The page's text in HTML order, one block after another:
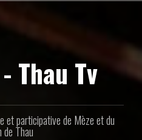
Thau Tv
et participative de Mèze et du
de Thau